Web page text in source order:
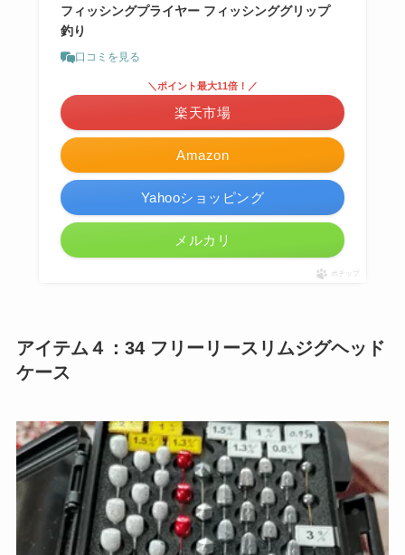
フィッシングプライヤー フィッシンググリップ
釣り
口コミを見る
Amazon
＼ポイント最大11倍！／
楽天市場
Yahooショッピング
メルカリ
ポチップ
アイテム４：34 フリーリースリムジグヘッド
ケース